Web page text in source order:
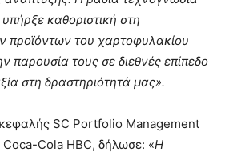
καθοριστική στη
προϊόντων του χαρτοφυλακίου
παρουσία τους σε διεθνές επίπεδο
στη δραστηριότητά μας».
SC Portfolio Management
Coca-Cola HBC, δήλωσε: «H